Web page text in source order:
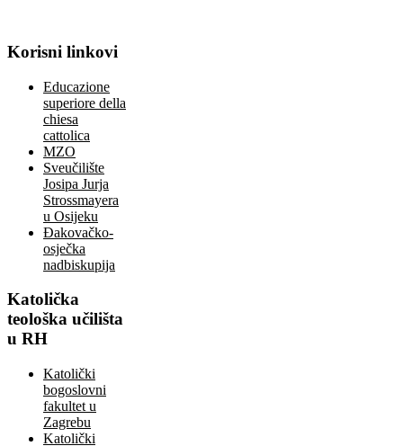
Korisni linkovi
Educazione
superiore della
chiesa
cattolica
MZO
Sveučilište
Josipa Jurja
Strossmayera
u Osijeku
Đakovačko-
osječka
nadbiskupija
Katolička
teološka učilišta
u RH
Katolički
bogoslovni
fakultet u
Zagrebu
Katolički